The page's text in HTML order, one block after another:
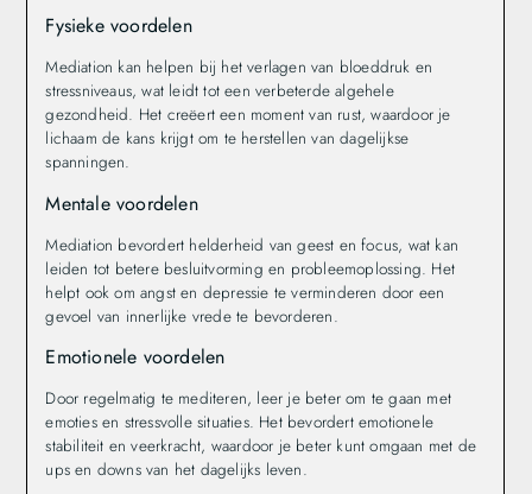
Fysieke voordelen
Mediation kan helpen bij het verlagen van bloeddruk en
stressniveaus, wat leidt tot een verbeterde algehele
gezondheid. Het creëert een moment van rust, waardoor je
lichaam de kans krijgt om te herstellen van dagelijkse
spanningen.
Mentale voordelen
Mediation bevordert helderheid van geest en focus, wat kan
leiden tot betere besluitvorming en probleemoplossing. Het
helpt ook om angst en depressie te verminderen door een
gevoel van innerlijke vrede te bevorderen.
Emotionele voordelen
Door regelmatig te mediteren, leer je beter om te gaan met
emoties en stressvolle situaties. Het bevordert emotionele
stabiliteit en veerkracht, waardoor je beter kunt omgaan met de
ups en downs van het dagelijks leven.